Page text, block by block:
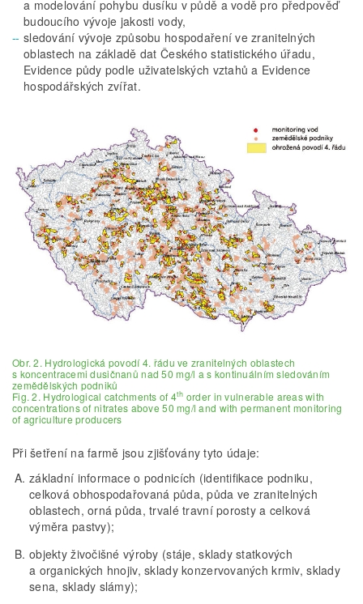
a modelování pohybu dusíku v půdě a vodě pro předpověď
budoucího vývoje jakosti vody,
sledování vývoje způsobu hospodaření ve zranitelných
oblastech na základě dat Českého statistického úřadu,
Evidence půdy podle uživatelských vztahů a Evidence
hospodářských zvířat.
Obr. 2. Hydrologická povodí 4. řádu ve zranitelných oblastech
s koncentracemi dusičnanů nad 50 mg/l a s kontinuálním sledováním
zemědělských podniků
Fig. 2. Hydrological catchments of 4th order in vulnerable areas with
concentrations of nitrates above 50 mg/l and with permanent monitoring
of agriculture producers
Při šetření na farmě jsou zjišťovány tyto údaje:
základní informace o podnicích (identifikace podniku,
celková obhospodařovaná půda, půda ve zranitelných
oblastech, orná půda, trvalé travní porosty a celková
výměra pastvy);
objekty živočišné výroby (stáje, sklady statkových
a organických hnojiv, sklady konzervovaných krmiv, sklady
sena, sklady slámy);